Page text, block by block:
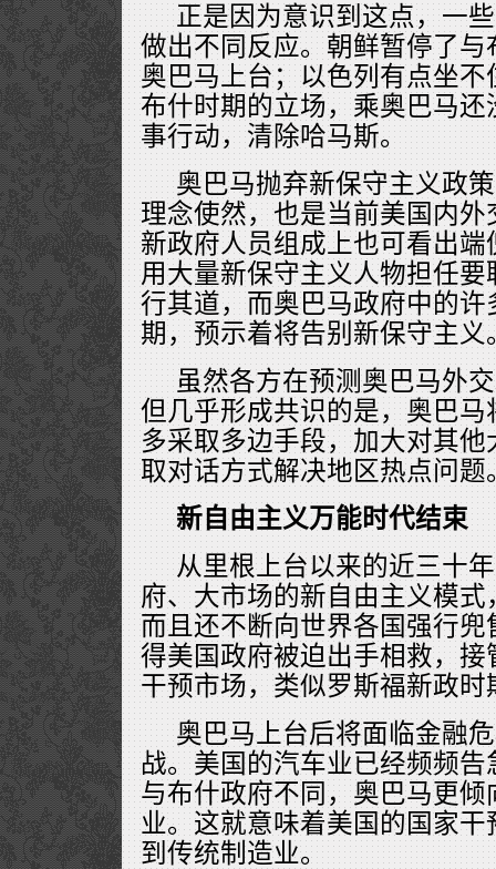
正是因为意识到这点，一
做出不同反应。朝鲜暂停了
奥巴马上台；以色列有点坐
布什时期的立场，乘奥巴马
事行动，清除哈马斯。
奥巴马抛弃新保守主义政
理念使然，也是当前美国内
新政府人员组成上也可看出
用大量新保守主义人物担任
行其道，而奥巴马政府中的
期，预示着将告别新保守主义
虽然各方在预测奥巴马外
但几乎形成共识的是，奥巴
多采取多边手段，加大对其
取对话方式解决地区热点问题
新自由主义万能时代结束
从里根上台以来的近三十
府、大市场的新自由主义模
而且还不断向世界各国强行
得美国政府被迫出手相救，
干预市场，类似罗斯福新政时
奥巴马上台后将面临金融
战。美国的汽车业已经频频
与布什政府不同，奥巴马更
业。这就意味着美国的国家
到传统制造业。